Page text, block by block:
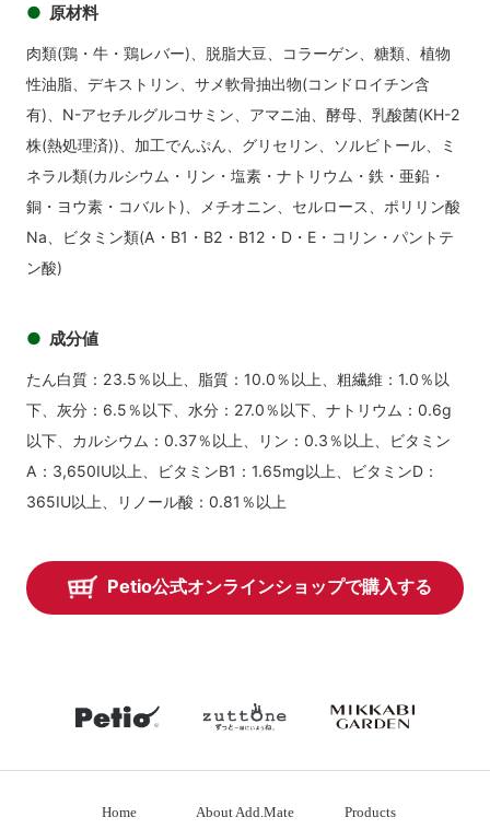
原材料
肉類(鶏・牛・鶏レバー)、脱脂大豆、コラーゲン、糖類、植物
性油脂、デキストリン、サメ軟骨抽出物(コンドロイチン含
有)、N-アセチルグルコサミン、アマニ油、酵母、乳酸菌(KH-2
株(熱処理済))、加工でんぷん、グリセリン、ソルビトール、ミ
ネラル類(カルシウム・リン・塩素・ナトリウム・鉄・亜鉛・
銅・ヨウ素・コバルト)、メチオニン、セルロース、ポリリン酸
Na、ビタミン類(A・B1・B2・B12・D・E・コリン・パントテ
ン酸)
成分値
たん白質：23.5％以上、脂質：10.0％以上、粗繊維：1.0％以
下、灰分：6.5％以下、水分：27.0％以下、ナトリウム：0.6g
以下、カルシウム：0.37％以上、リン：0.3％以上、ビタミン
A：3,650IU以上、ビタミンB1：1.65mg以上、ビタミンD：
365IU以上、リノール酸：0.81％以上
Petio公式オンラインショップで購入する
Home About Add.Mate Products